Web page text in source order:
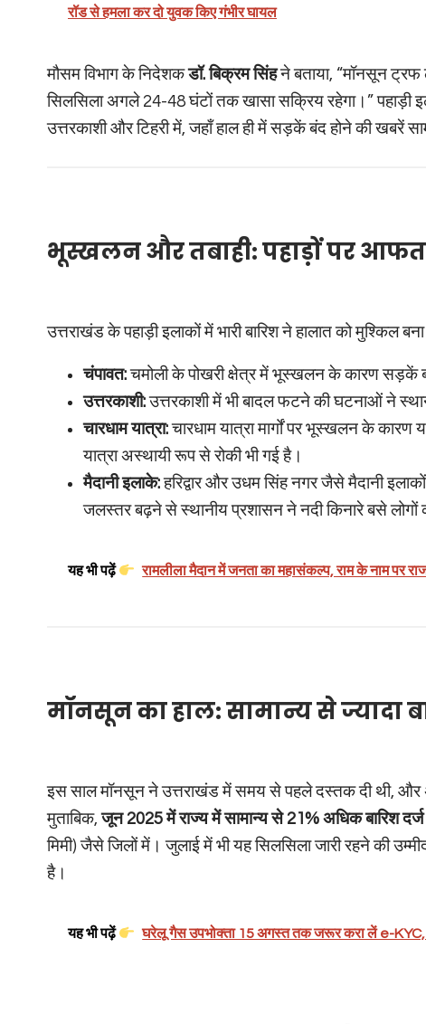
रॉड से हमला कर दो युवक किए गंभीर घायल
मौसम विभाग के निदेशकडॉ. बिक्रम सिंहने बताया, “मॉनसून ट्रफ
सिलसिला अगले 24-48 घंटों तक खासा सक्रिय रहेगा।” पहाड़ी
उत्तरकाशी और टिहरी में, जहाँ हाल ही में सड़कें बंद होने की खबरें
भूस्खलन और तबाही: पहाड़ों पर आफत
उत्तराखंड के पहाड़ी इलाकों में भारी बारिश ने हालात को मुश्किल बना
चंपावत:चमोली के पोखरी क्षेत्र में भूस्खलन के कारण सड़कें
उत्तरकाशी:उत्तरकाशी में भी बादल फटने की घटनाओं ने
चारधाम यात्रा:चारधाम यात्रा मार्गों पर भूस्खलन के कारण
यात्रा अस्थायी रूप से रोकी भी गई है।
मैदानी इलाके:हरिद्वार और उधम सिंह नगर जैसे मैदानी
जलस्तर बढ़ने से स्थानीय प्रशासन ने नदी किनारे बसे लोगों
यह भी पढ़ें रामलीला मैदान में जनता का महासंकल्प, राम के नाम पर
मॉनसून का हाल: सामान्य से ज्यादा
इस साल मॉनसून ने उत्तराखंड में समय से पहले दस्तक दी थी,
मुताबिक,जून 2025 में राज्य में सामान्य से 21% अधिक बारिश
मिमी) जैसे जिलों में। जुलाई में भी यह सिलसिला जारी रहने की
है।
यह भी पढ़ें घरेलू गैस उपभोक्ता 15 अगस्त तक जरूर करा लें e-KYC,